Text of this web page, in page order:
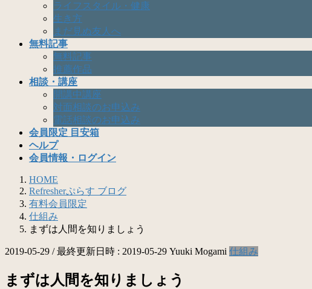
ライフスタイル・健康
生き方
まだ見ぬ友人へ
無料記事
無料記事
推薦作品
相談・講座
開講中講座
対面相談のお申込み
電話相談のお申込み
会員限定 目安箱
ヘルプ
会員情報・ログイン
HOME
Refresherぷらす ブログ
有料会員限定
仕組み
まずは人間を知りましょう
2019-05-29 / 最終更新日時 : 2019-05-29 Yuuki Mogami 仕組み
まずは人間を知りましょう